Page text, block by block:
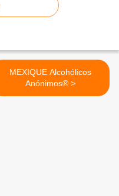
MEXIQUE Alcohólicos
Anónimos® >